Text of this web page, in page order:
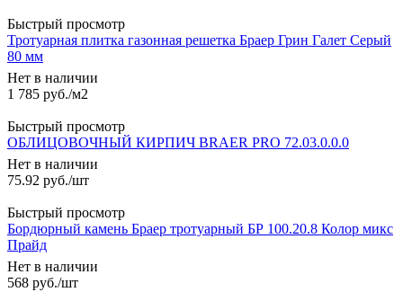
Быстрый просмотр
Тротуарная плитка газонная решетка Браер Грин Галет Серый
80 мм
Нет в наличии
1 785 руб./м2
Быстрый просмотр
ОБЛИЦОВОЧНЫЙ КИРПИЧ BRAER PRO 72.03.0.0.0
Нет в наличии
75.92 руб./шт
Быстрый просмотр
Бордюрный камень Браер тротуарный БР 100.20.8 Колор микс
Прайд
Нет в наличии
568 руб./шт